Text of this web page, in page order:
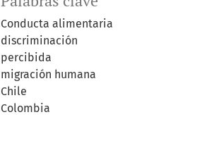
Conducta alimentaria
discriminación
percibida
migración humana
Chile
Colombia